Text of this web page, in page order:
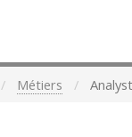
Métiers